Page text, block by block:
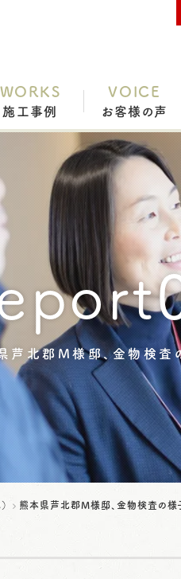
WORKS
施工事例
VOICE
お客様の声
芦北郡M様邸、金物検査
熊本県芦北郡M様邸、金物検査の様